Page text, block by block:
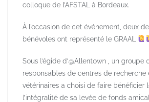
colloque de l’AFSTAL à Bordeaux.
À l’occasion de cet événement, deux
bénévoles ont représenté le GRAAL
Sous l’égide d’@Allentown , un groupe
responsables de centres de recherche
vétérinaires a choisi de faire bénéficier
l’intégralité de sa levée de fonds